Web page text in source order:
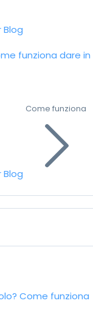
Blog
funziona dare in
Blog
Come funziona
Come funziona